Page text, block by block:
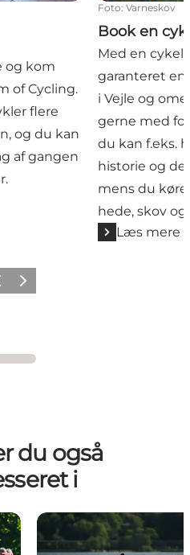
og kom
of Cycling.
flere
og du kan
af gangen
Foto: Varneskov
Book en
Med en
garanteret
i Vejle og
gerne med
du kan f.eks.
historie og
mens du
hede, skov og
Læs mere
Næste
du også
i